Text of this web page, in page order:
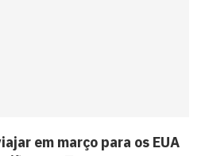
em março para os EUA